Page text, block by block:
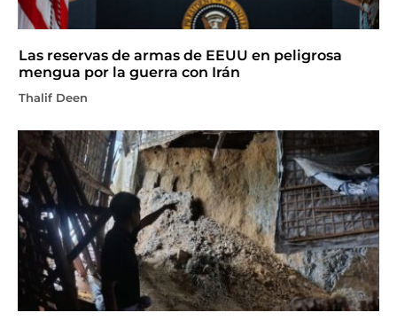
Las reservas de armas de EEUU en peligrosa
mengua por la guerra con Irán
Thalif Deen